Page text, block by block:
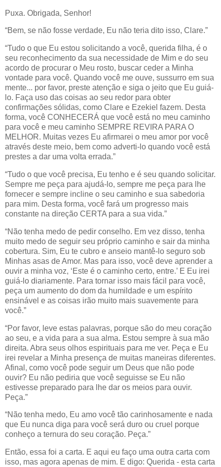
Puxa. Obrigada, Senhor!
“Bem, se não fosse verdade, Eu não teria dito isso, Clare.”
“Tudo o que Eu estou solicitando a você, querida filha, é o
seu reconhecimento da sua necessidade de Mim e do seu
acordo de procurar o Meu rosto, buscar ceder a Minha
vontade para você. Quando você me ouve, sussurro em sua
mente... por favor, preste atenção e siga o jeito que Eu guiá-
lo. Faça uso das coisas ao seu redor para obter
confirmações sólidas, como Clare e Ezekiel fazem. Desta
forma, você CONHECERÁ que você está no meu caminho
para você e meu caminho SEMPRE REVIRA PARA O
MELHOR. Muitas vezes Eu afirmarei o meu amor por você
através deste meio, bem como adverti-lo quando você está
prestes a dar uma volta errada.”
“Tudo o que você precisa, Eu tenho e é seu quando solicitar.
Sempre me peça para ajudá-lo, sempre me peça para lhe
fornecer e sempre incline o seu caminho e sua sabedoria
para mim. Desta forma, você fará um progresso mais
constante na direção CERTA para a sua vida.”
“Não tenha medo de pedir conselho. Em vez disso, tenha
muito medo de seguir seu próprio caminho e sair da minha
cobertura. Sim, Eu te cubro e anseio mantê-lo seguro sob
Minhas asas de Amor. Mas para isso, você deve aprender a
ouvir a minha voz, ‘Este é o caminho certo, entre.’ E Eu irei
guiá-lo diariamente. Para tornar isso mais fácil para você,
peça um aumento do dom da humildade e um espírito
ensinável e as coisas irão muito mais suavemente para
você.”
“Por favor, leve estas palavras, porque são do meu coração
ao seu, e a vida para a sua alma. Estou sempre à sua mão
direita. Abra seus olhos espirituais para me ver. Peça e Eu
irei revelar a Minha presença de muitas maneiras diferentes.
Afinal, como você pode seguir um Deus que não pode
ouvir? Eu não pediria que você seguisse se Eu não
estivesse preparado para lhe dar os meios para ouvir.
Peça.”
“Não tenha medo, Eu amo você tão carinhosamente e nada
que Eu nunca diga para você será duro ou cruel porque
conheço a ternura do seu coração. Peça.”
Então, essa foi a carta. E aqui eu faço uma outra carta com
isso, mas agora apenas de mim. E digo: Querida - esta carta